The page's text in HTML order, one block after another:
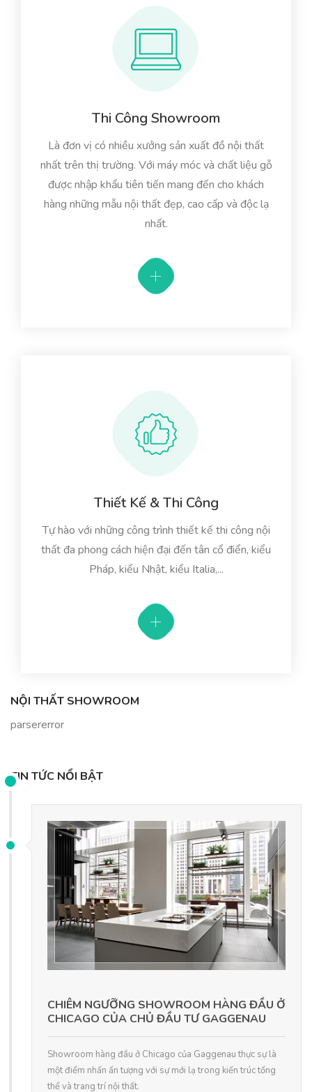
Thi Công Showroom
Là đơn vị có nhiều xưởng sản xuất đồ nội thất
nhất trên thị trường. Với máy móc và chất liệu gỗ
được nhập khẩu tiên tiến mang đến cho khách
hàng những mẫu nội thất đẹp, cao cấp và độc lạ
nhất.
Thiết Kế & Thi Công
Tự hào với những công trình thiết kế thi công nội
thất đa phong cách hiện đại đến tân cổ điển, kiểu
Pháp, kiểu Nhật, kiểu Italia,...
NỘI THẤT SHOWROOM
parsererror
TIN TỨC NỔI BẬT
CHIÊM NGƯỠNG SHOWROOM HÀNG ĐẦU Ở
CHICAGO CỦA CHỦ ĐẦU TƯ GAGGENAU
Showroom hàng đầu ở Chicago của Gaggenau thực sự là
một điểm nhấn ấn tượng với sự mới lạ trong kiến trúc tổng
thể và trang trí nội thất.